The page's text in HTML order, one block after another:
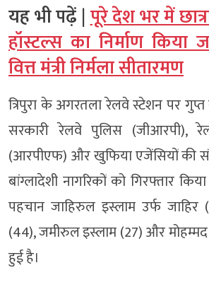
यह भी पढ़ें |पूरे देश भर में
हॉस्टल्स का निर्माण किया
वित्त मंत्री निर्मला सीतारमण
त्रिपुरा के अगरतला रेलवे स्टेशन पर
सरकारी रेलवे पुलिस (जीआरपी),
(आरपीएफ) और खुफिया एजेंसियों की
बांग्लादेशी नागरिकों को गिरफ्तार
पहचान जाहिरुल इस्लाम उर्फ जाहिर
(44), जमीरुल इस्लाम (27) और
हुई है।